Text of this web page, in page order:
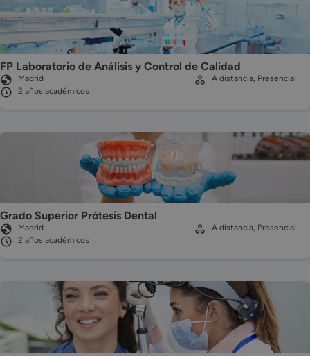
FP Laboratorio de Análisis y Control de Calidad
Madrid
2 años académicos
A distancia, Presencial
Grado Superior Prótesis Dental
Madrid
2 años académicos
A distancia, Presencial